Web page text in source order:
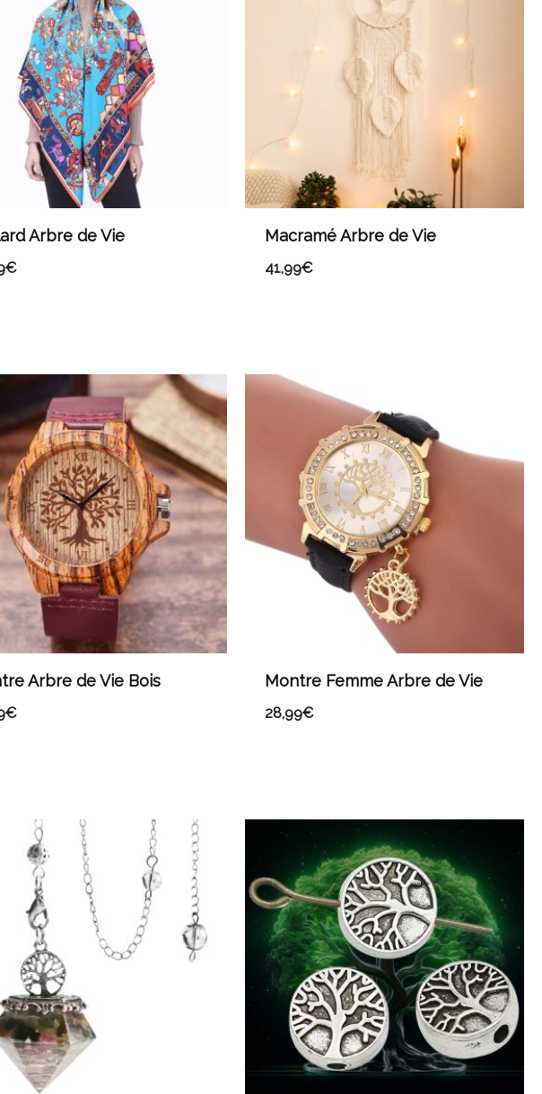
Arbre de Vie
€
Macramé Arbre de Vie
41,99€
Arbre de Vie Bois
€
Montre Femme Arbre de Vie
28,99€